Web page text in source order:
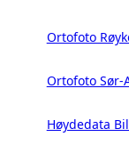
Ortofoto
Ortofoto Sør-
Høydedata